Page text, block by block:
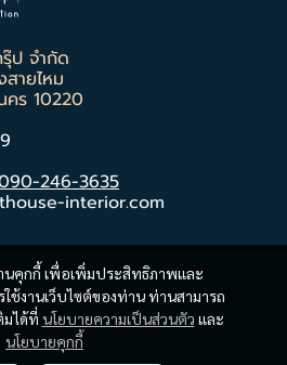
นคุกกี้ เพื่อเพิ่มประสิทธิภาพและ
ช้งานเว็บไซต์ของท่าน ท่านสามารถ
มได้ที่ นโยบายความเป็นส่วนตัว และ
นโยบายคุกกี้
ป จำกัด
ายไหม
คร 10220
246-3635
interior.com